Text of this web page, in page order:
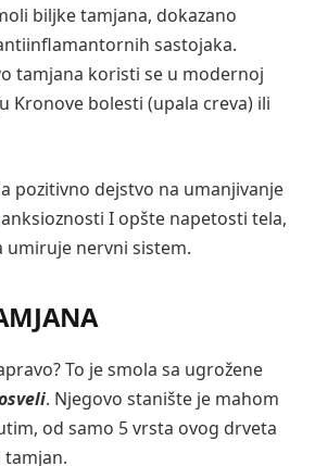
biljke tamjana, dokazano
sastojaka.
tamjana koristi se u modernoj
Kronove bolesti (upala creva) ili
pozitivno dejstvo na umanjivanje
I opšte napetosti tela,
umiruje nervni sistem.
To je smola sa ugrožene
. Njegovo stanište je mahom
od samo 5 vrsta ovog drveta
tamjan.